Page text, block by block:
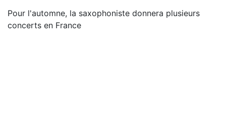
Pour l'automne, la saxophoniste donnera plusieurs
concerts en France